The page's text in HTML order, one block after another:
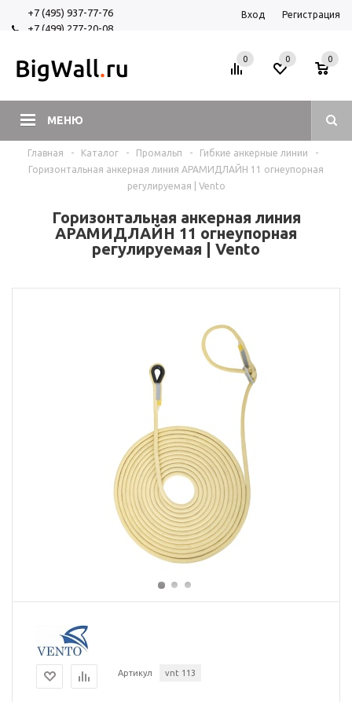
+7 (495) 937-77-76
+7 (499) 277-20-08
Вход Регистрация
МЕНЮ
0 0
0
Главная - Каталог - Промальп - Гибкие анкерные линии
-
Горизонтальная анкерная линия АРАМИДЛАЙН 11 огнеупорная
регулируемая | Vento
Горизонтальная анкерная линия
АРАМИДЛАЙН 11 огнеупорная
регулируемая | Vento
Артикул vnt 113